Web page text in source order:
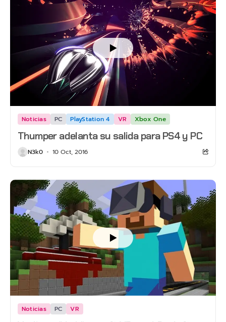
Noticias PC PlayStation 4 VR Xbox One
Thumper adelanta su salida para PS4 y PC
N3k0 10 Oct, 2016
Noticias PC VR